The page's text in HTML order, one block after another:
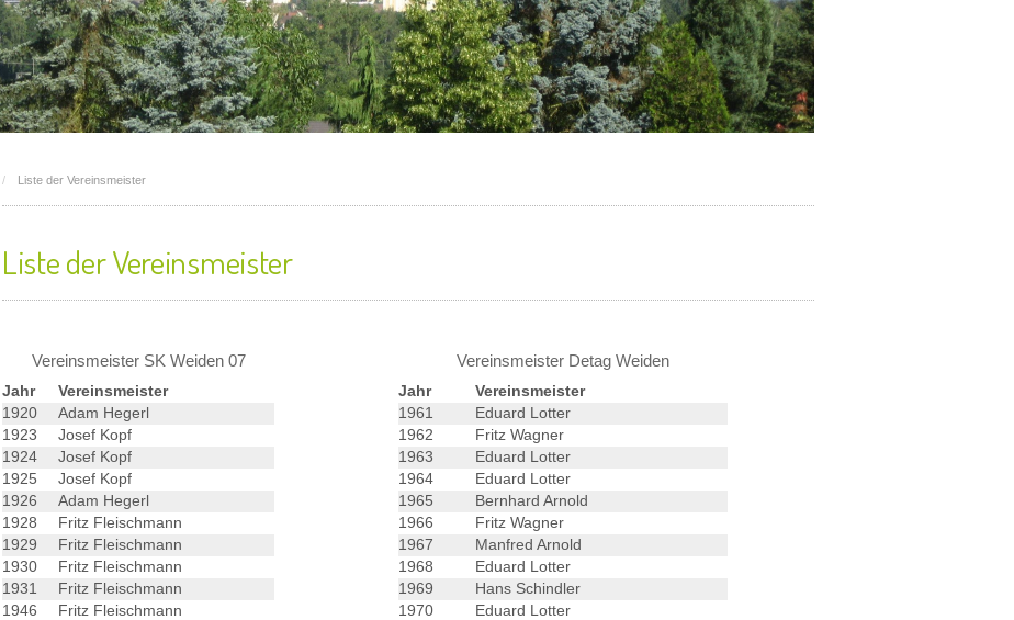
Liste der Vereinsmeister
Liste der Vereinsmeister
Vereinsmeister SK Weiden 07
Jahr
Vereinsmeister
1920
Adam Hegerl
1923
Josef Kopf
1924
Josef Kopf
1925
Josef Kopf
1926
Adam Hegerl
1928
Fritz Fleischmann
1929
Fritz Fleischmann
1930
Fritz Fleischmann
1931
Fritz Fleischmann
1946
Fritz Fleischmann
Vereinsmeister Detag Weiden
Jahr
Vereinsmeister
1961
Eduard Lotter
1962
Fritz Wagner
1963
Eduard Lotter
1964
Eduard Lotter
1965
Bernhard Arnold
1966
Fritz Wagner
1967
Manfred Arnold
1968
Eduard Lotter
1969
Hans Schindler
1970
Eduard Lotter